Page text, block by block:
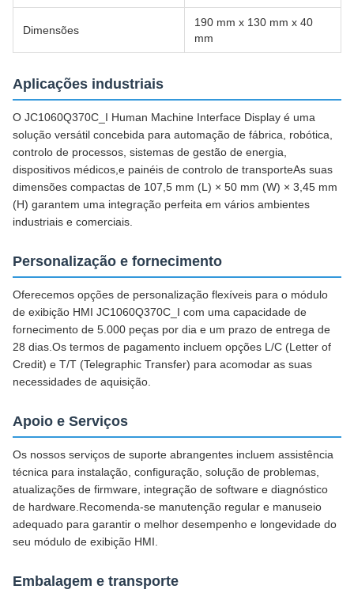
Dimensões
190 mm x 130 mm x 40
mm
Aplicações industriais
O JC1060Q370C_I Human Machine Interface Display é uma
solução versátil concebida para automação de fábrica, robótica,
controlo de processos, sistemas de gestão de energia,
dispositivos médicos,e painéis de controlo de transporteAs suas
dimensões compactas de 107,5 mm (L) × 50 mm (W) × 3,45 mm
(H) garantem uma integração perfeita em vários ambientes
industriais e comerciais.
Personalização e fornecimento
Oferecemos opções de personalização flexíveis para o módulo
de exibição HMI JC1060Q370C_I com uma capacidade de
fornecimento de 5.000 peças por dia e um prazo de entrega de
28 dias.Os termos de pagamento incluem opções L/C (Letter of
Credit) e T/T (Telegraphic Transfer) para acomodar as suas
necessidades de aquisição.
Apoio e Serviços
Os nossos serviços de suporte abrangentes incluem assistência
técnica para instalação, configuração, solução de problemas,
atualizações de firmware, integração de software e diagnóstico
de hardware.Recomenda-se manutenção regular e manuseio
adequado para garantir o melhor desempenho e longevidade do
seu módulo de exibição HMI.
Embalagem e transporte